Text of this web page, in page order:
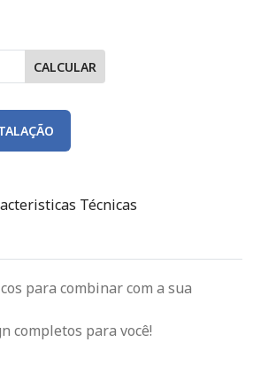
CALCULAR
Técnicas
para combinar com a sua
completos para você!